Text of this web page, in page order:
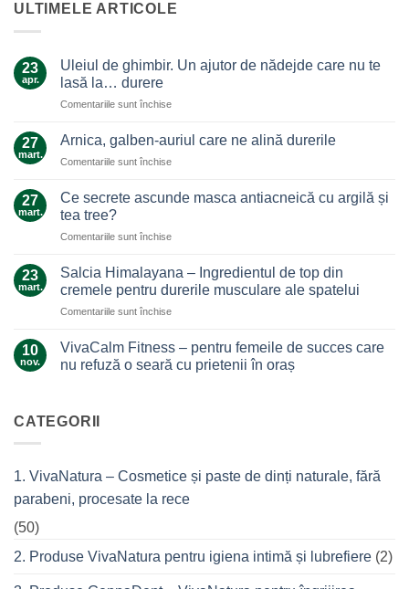
ULTIMELE ARTICOLE
23
apr.
Uleiul de ghimbir. Un ajutor de nădejde care nu te
lasă la… durere
Comentariile sunt închisepentru
de
Un
de
nu
lasă
la…
27
mart.
Arnica, galben-auriul care ne alină durerile
Comentariile sunt închisepentru
galben-
ne
durerile
27
mart.
Ce secrete ascunde masca antiacneică cu argilă și
tea tree?
Comentariile sunt închisepentru
secrete
ascunde
masca
antiacneică
argilă
23
mart.
Salcia Himalayana – Ingredientul de top din
cremele pentru durerile musculare ale spatelui
Comentariile sunt închisepentru
Himalayana
Ingredientul
musculare
ale
10
nov.
VivaCalm Fitness – pentru femeile de succes care
nu refuză o seară cu prietenii în oraș
VivaCalm
Fitness
de
care
seară
cu
în
CATEGORII
1. VivaNatura – Cosmetice și paste de dinți naturale, fără
parabeni, procesate la rece
(50)
2. Produse VivaNatura pentru igiena intimă și lubrefiere (2)